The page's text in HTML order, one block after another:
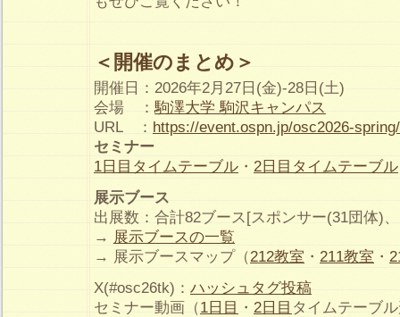
＜開催のまとめ＞
開催日：2026年2月27日(金)-28日(土)
会場 ： 駒澤大学 駒沢キャンパス
URL ： https://event.ospn.jp/osc2026-spring/
セミナー
1日目タイムテーブル ・ 2日目タイムテーブル
展示ブース
出展数：合計82ブース[スポンサー(31団体)
→ 展示ブースの一覧
→ 展示ブースマップ（212教室 ・ 211教室 ・
X(#osc26tk)： ハッシュタグ投稿
セミナー動画（1日目 ・ 2日目 タイムテーブ